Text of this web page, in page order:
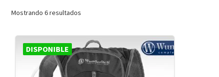
Mostrando 6 resultados
DISPONIBLE